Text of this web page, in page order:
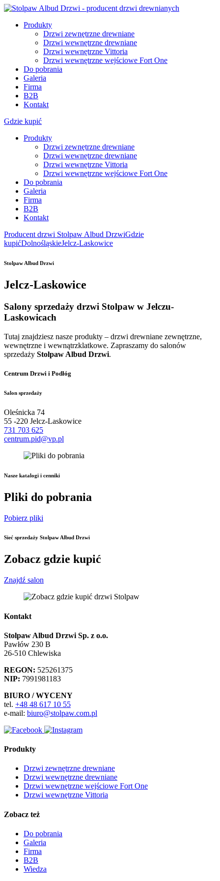
Produkty
Drzwi zewnętrzne drewniane
Drzwi wewnętrzne drewniane
Drzwi wewnętrzne Vittoria
Drzwi wewnętrzne wejściowe Fort One
Do pobrania
Galeria
Firma
B2B
Kontakt
Gdzie kupić
Produkty
Drzwi zewnętrzne drewniane
Drzwi wewnętrzne drewniane
Drzwi wewnętrzne Vittoria
Drzwi wewnętrzne wejściowe Fort One
Do pobrania
Galeria
Firma
B2B
Kontakt
Producent drzwi Stolpaw Albud DrzwiGdzie
kupićDolnośląskieJelcz-Laskowice
Stolpaw Albud Drzwi
Jelcz-Laskowice
Salony sprzedaży drzwi Stolpaw w Jelczu-
Laskowicach
Tutaj znajdziesz nasze produkty – drzwi drewniane zewnętrzne,
wewnętrzne i wewnątrzklatkowe. Zapraszamy do salonów
sprzedaży Stolpaw Albud Drzwi.
Centrum Drzwi i Podłóg
Salon sprzedaży
Oleśnicka 74
55 -220 Jelcz-Laskowice
731 703 625
centrum.pid@vp.pl
Nasze katalogi i cenniki
Pliki do pobrania
Pobierz pliki
Sieć sprzedaży Stolpaw Albud Drzwi
Zobacz gdzie kupić
Znajdź salon
Kontakt
Stolpaw Albud Drzwi Sp. z o.o.
Pawłów 230 B
26-510 Chlewiska
REGON: 525261375
NIP: 7991981183
BIURO / WYCENY
tel. +48 48 617 10 55
e-mail: biuro@stolpaw.com.pl
Produkty
Drzwi zewnętrzne drewniane
Drzwi wewnętrzne drewniane
Drzwi wewnętrzne wejściowe Fort One
Drzwi wewnętrzne Vittoria
Zobacz też
Do pobrania
Galeria
Firma
B2B
Wiedza